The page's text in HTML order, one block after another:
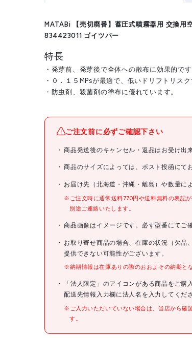
MATABi 【売切廃番】蓄圧式噴霧器用 交換用
834423011 ゴイツパー
特長
・発芽前、発芽後で全体への散布に効果的です
・０．１５MPsが最適で、低いドリフトリスク
・防虫剤、殺菌剤の塗布に優れています。
ブランド名 MATABi
商品名
MATABi 【売切廃
レンジ 細かい霧
型式 834423011
メーカー希望小売価格 21円(税抜)
JANコード 8414685401212
●タイプ:空円錐 細
●空円錐ノズル(細
0.3MPa)、噴霧量
材質/仕上 ●ポリアセタール樹
ご注文前に必ずご確認下さい
商品発送後のキャンセル・返品はお受け出
商品のサイズによっては、ポスト投函にて
お届け先（北海道・沖縄・離島）や数量に
※ご注文時に通常送料770円や送料無料の表記
別途ご連絡いたします。
商品画像はイメージです。必ず型番にてご
お取り寄せ商品の場合、在庫の状況（欠品
提供できない可能性がございます。
※納期情報は在庫ありの際のおおよその納期とな
「法人限定」のアイコンがある商品をご
配送先情報入力欄に法人名を入力してくださ
※ご入力いただいていない場合は、当店から確
す。